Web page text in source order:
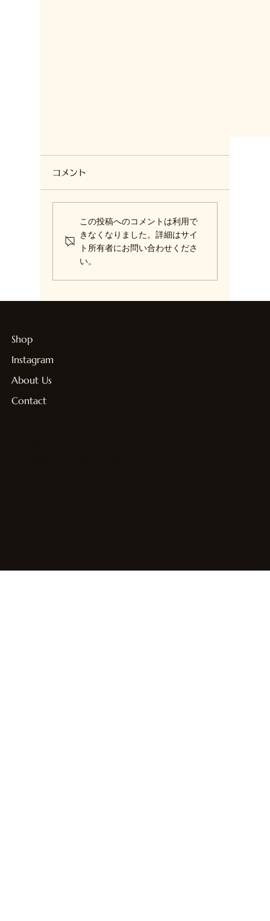
＜大人の嗜み＞ 香を楽しむ
コメント
この投稿へのコメントは利用で
きなくなりました。詳細はサイ
ト所有者にお問い合わせくださ
い。
Shop
Instagram
About Us
Contact